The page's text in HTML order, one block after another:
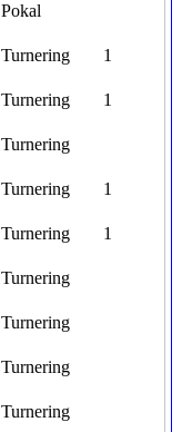
Pokal
Turnering
1
Turnering
1
Turnering
Turnering
1
Turnering
1
Turnering
Turnering
Turnering
Turnering